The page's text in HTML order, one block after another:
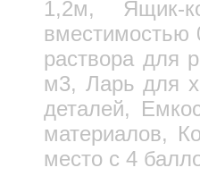
1,2м, Ящик-
вместимостью
раствора для
м3, Ларь для
деталей,
материалов,
место с 4